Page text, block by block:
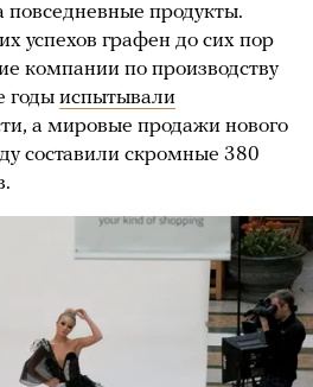
повседневные продукты.
успехов графен до сих пор
компании по производству
годы испытывали
а мировые продажи нового
составили скромные 380